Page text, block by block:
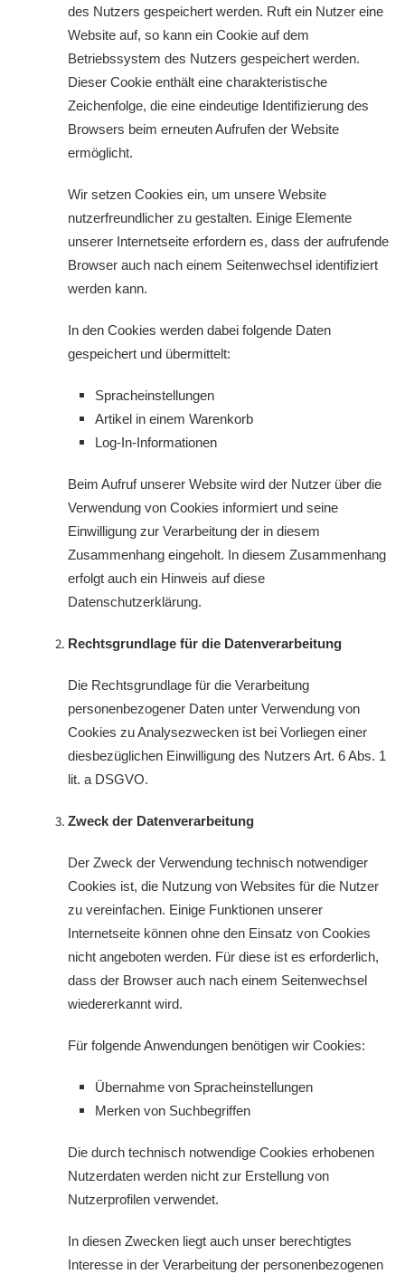
des Nutzers gespeichert werden. Ruft ein Nutzer eine
Website auf, so kann ein Cookie auf dem
Betriebssystem des Nutzers gespeichert werden.
Dieser Cookie enthält eine charakteristische
Zeichenfolge, die eine eindeutige Identifizierung des
Browsers beim erneuten Aufrufen der Website
ermöglicht.
Wir setzen Cookies ein, um unsere Website
nutzerfreundlicher zu gestalten. Einige Elemente
unserer Internetseite erfordern es, dass der aufrufende
Browser auch nach einem Seitenwechsel identifiziert
werden kann.
In den Cookies werden dabei folgende Daten
gespeichert und übermittelt:
Spracheinstellungen
Artikel in einem Warenkorb
Log-In-Informationen
Beim Aufruf unserer Website wird der Nutzer über die
Verwendung von Cookies informiert und seine
Einwilligung zur Verarbeitung der in diesem
Zusammenhang eingeholt. In diesem Zusammenhang
erfolgt auch ein Hinweis auf diese
Datenschutzerklärung.
Rechtsgrundlage für die Datenverarbeitung
Die Rechtsgrundlage für die Verarbeitung
personenbezogener Daten unter Verwendung von
Cookies zu Analysezwecken ist bei Vorliegen einer
diesbezüglichen Einwilligung des Nutzers Art. 6 Abs. 1
lit. a DSGVO.
Zweck der Datenverarbeitung
Der Zweck der Verwendung technisch notwendiger
Cookies ist, die Nutzung von Websites für die Nutzer
zu vereinfachen. Einige Funktionen unserer
Internetseite können ohne den Einsatz von Cookies
nicht angeboten werden. Für diese ist es erforderlich,
dass der Browser auch nach einem Seitenwechsel
wiedererkannt wird.
Für folgende Anwendungen benötigen wir Cookies:
Übernahme von Spracheinstellungen
Merken von Suchbegriffen
Die durch technisch notwendige Cookies erhobenen
Nutzerdaten werden nicht zur Erstellung von
Nutzerprofilen verwendet.
In diesen Zwecken liegt auch unser berechtigtes
Interesse in der Verarbeitung der personenbezogenen